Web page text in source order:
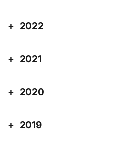
2022
2021
2020
2019